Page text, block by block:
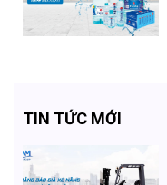
TIN TỨC MỚI